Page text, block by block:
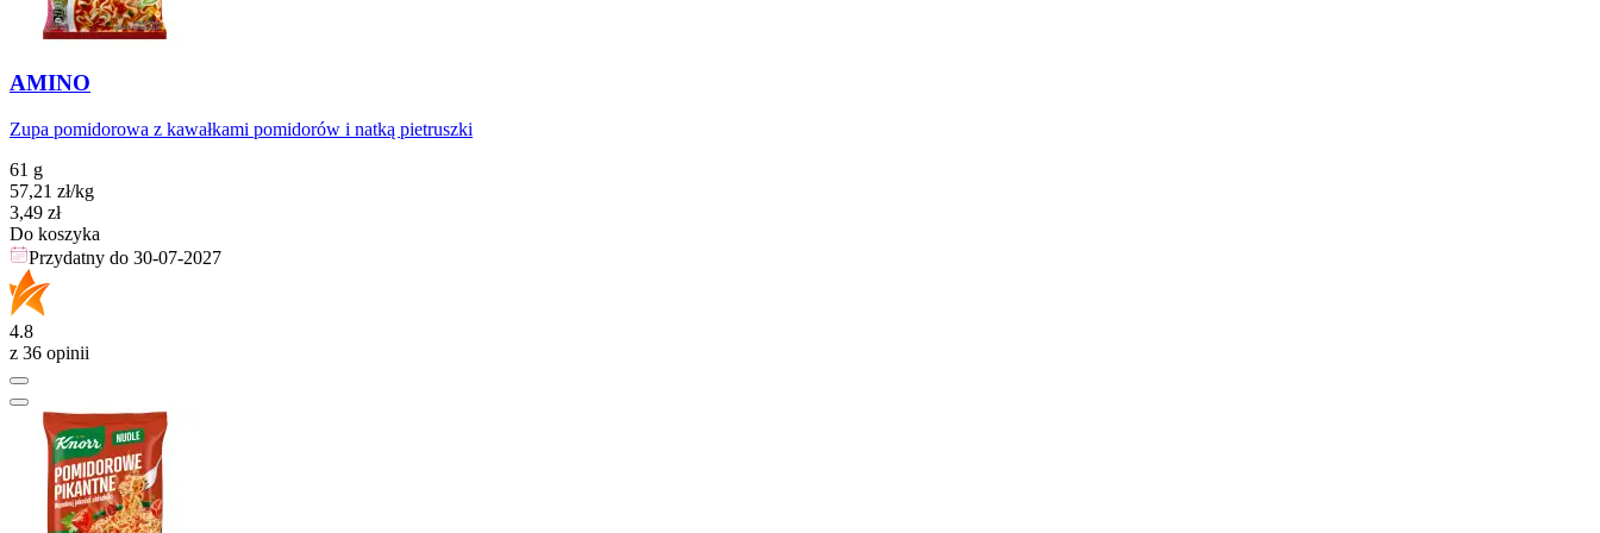
AMINO
Zupa pomidorowa z kawałkami pomidorów i natką pietruszki
61 g
57,21 zł/kg
Cena
3,49 zł
Do koszyka
Przydatny do 30-07-2027
4.8
z 36 opinii